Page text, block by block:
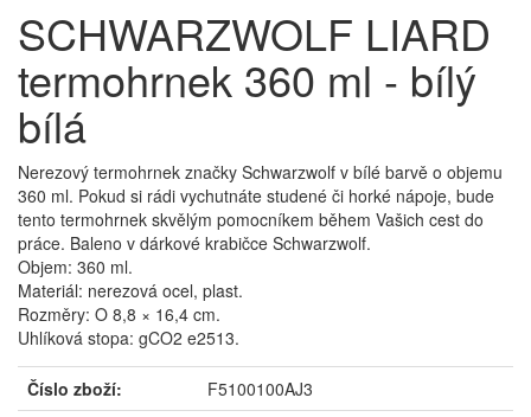
SCHWARZWOLF LIARD
termohrnek 360 ml - bílý
bílá
Nerezový termohrnek značky Schwarzwolf v bílé barvě o objemu
360 ml. Pokud si rádi vychutnáte studené či horké nápoje, bude
tento termohrnek skvělým pomocníkem během Vašich cest do
práce. Baleno v dárkové krabičce Schwarzwolf.
Objem: 360 ml.
Materiál: nerezová ocel, plast.
Rozměry: O 8,8 × 16,4 cm.
Uhlíková stopa: gCO2 e2513.
Číslo zboží:
F5100100AJ3